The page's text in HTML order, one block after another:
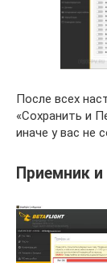
После всех
«Сохранить и
иначе у вас не
Приемник и